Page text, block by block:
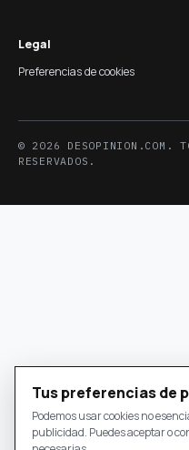
Legal
Preferencias de cookies
© 2026 DESOPINION.COM.
RESERVADOS.
Tus preferencias de
Podemos usar cookies no
publicidad. Puedes aceptar o